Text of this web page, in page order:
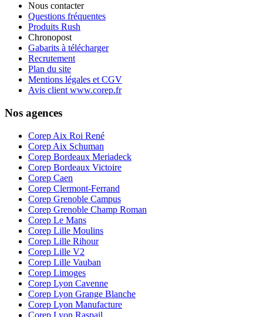
Nous contacter
Questions fréquentes
Produits Rush
Chronopost
Gabarits à télécharger
Recrutement
Plan du site
Mentions légales et CGV
Avis client www.corep.fr
Nos agences
Corep Aix Roi René
Corep Aix Schuman
Corep Bordeaux Meriadeck
Corep Bordeaux Victoire
Corep Caen
Corep Clermont-Ferrand
Corep Grenoble Campus
Corep Grenoble Champ Roman
Corep Le Mans
Corep Lille Moulins
Corep Lille Rihour
Corep Lille V2
Corep Lille Vauban
Corep Limoges
Corep Lyon Cavenne
Corep Lyon Grange Blanche
Corep Lyon Manufacture
Corep Lyon Raspail